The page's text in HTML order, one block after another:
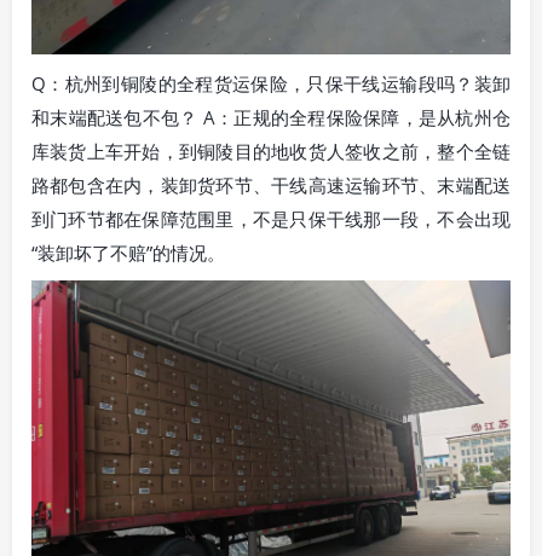
Q：杭州到铜陵的全程货运保险，只保干线运输段吗？装卸
和末端配送包不包？ A：正规的全程保险保障，是从杭州仓
库装货上车开始，到铜陵目的地收货人签收之前，整个全链
路都包含在内，装卸货环节、干线高速运输环节、末端配送
到门环节都在保障范围里，不是只保干线那一段，不会出现
“装卸坏了不赔”的情况。